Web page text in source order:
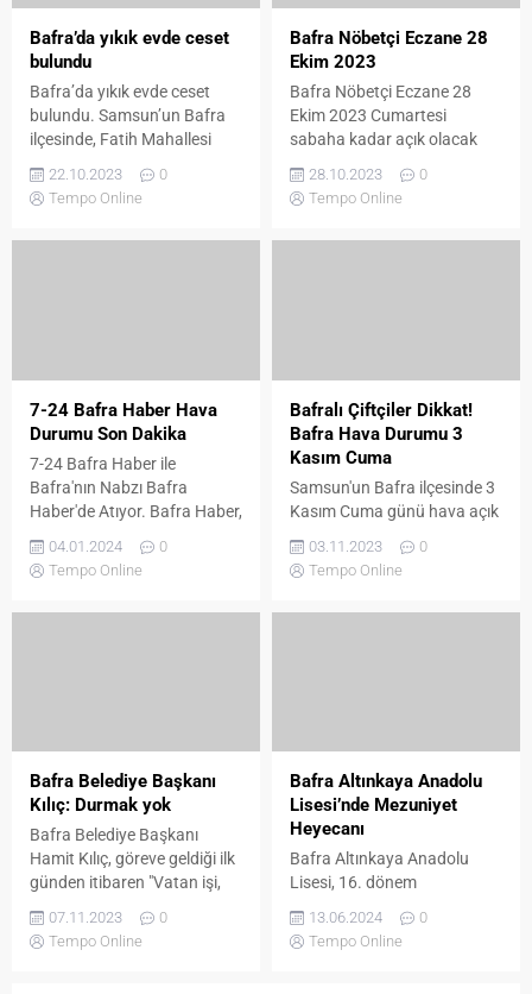
Bafra’da yıkık evde ceset
bulundu
Bafra’da yıkık evde ceset
bulundu. Samsun’un Bafra
ilçesinde, Fatih Mahallesi
terk edilmiş binada, Ahmet K.
adındaki 52 yaşındaki kişi
Ancak ne yazık ki, sağlık
ekiplerinin tüm
müdahalelerine...
22.10.2023
0
Tempo Online
Bafra Nöbetçi Eczane 28
Ekim 2023
Bafra Nöbetçi Eczane 28
Ekim 2023 Cumartesi
sabaha kadar açık olacak
Eczanesi'dir. İşte açık eczane
yol tarifi, telefon numarası ve
28.10.2023
0
Tempo Online
7-24 Bafra Haber Hava
Durumu Son Dakika
7-24 Bafra Haber ile
Bafra'nın Nabzı Bafra
Haber'de Atıyor. Bafra Haber,
kaynağıdır. Yerel, ulusal ve
uluslararası haberler
haber sitesidir. İlçenin güncel
hava durumu bilgileri, etkinlik
duyuruları...
04.01.2024
0
Tempo Online
Bafralı Çiftçiler Dikkat!
Bafra Hava Durumu 3
Kasım Cuma
Samsun'un Bafra ilçesinde 3
Kasım Cuma günü hava açık
sıcaklığı en yüksek ve en
düşük kaç derece olacak?
03.11.2023
0
Tempo Online
Bafra Belediye Başkanı
Kılıç: Durmak yok
Bafra Belediye Başkanı
Hamit Kılıç, göreve geldiği ilk
günden itibaren "Vatan işi,
kazanmaya devam ediyor.
07.11.2023
0
Tempo Online
Bafra Altınkaya Anadolu
Lisesi’nde Mezuniyet
Heyecanı
Bafra Altınkaya Anadolu
Lisesi, 16. dönem
mezuniyet töreni ile uğurladı.
Yüz Yetmiş İki öğrencinin
13.06.2024
0
Tempo Online